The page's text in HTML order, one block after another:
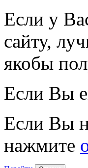
Если у
сайту,
якобы
Если Вы
Если Вы
нажмите